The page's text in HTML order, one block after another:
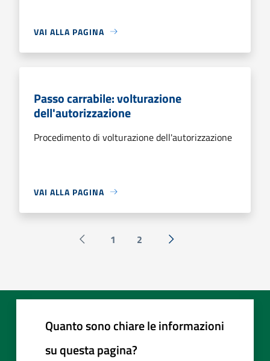
VAI ALLA PAGINA
Passo carrabile: volturazione
dell'autorizzazione
Procedimento di volturazione dell'autorizzazione
VAI ALLA PAGINA
Pagina precedente
1 2 Successiva »
Quanto sono chiare le informazioni
su questa pagina?